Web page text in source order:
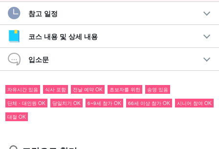
투어 코스(예시)
맹그로브 카약 투어링
갯벌 산책 생물 찾기 & 자연 체험
계곡 걷기 & 폭포 트레킹
정글 산책
자급자족형 데이 캠프
동력선(엔진 보트) 투어는 없습니다.
참고 일정
코스 내용 및 상세 내용
입소문
자유시간 있음 식사 포함 전날 예약 OK 초보자를 위한
송영 있음
단체・대인원 OK
당일치기 OK 6~9세 참가 OK 66세 이상 참가 OK
시니어 참여 OK
대절 OK